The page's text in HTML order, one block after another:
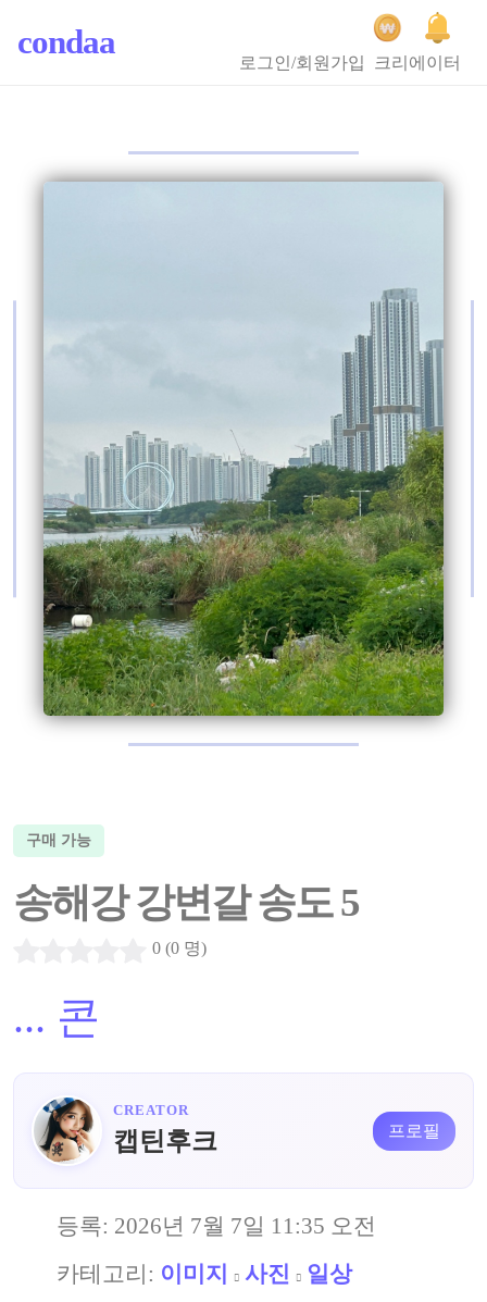
condaa
로그인/회원가입 크리에이터
구매 가능
송해강 강변갈 송도 5
0 (0 명)
... 콘
CREATOR
캡틴후크 프로필
등록: 2026년 7월 7일 11:35 오전
카테고리: 이미지 사진 일상